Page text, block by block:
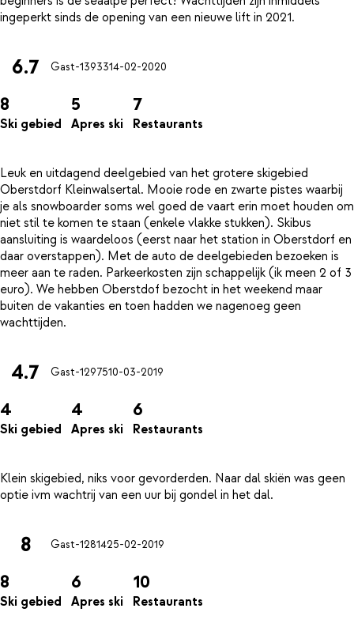
6.7 Gast-1393314-02-2020
8
Ski gebied
5
Apres ski
7
Restaurants
Leuk en uitdagend deelgebied van het grotere skigebied
Oberstdorf Kleinwalsertal. Mooie rode en zwarte pistes waarbij
je als snowboarder soms wel goed de vaart erin moet houden om
niet stil te komen te staan (enkele vlakke stukken). Skibus
aansluiting is waardeloos (eerst naar het station in Oberstdorf en
daar overstappen). Met de auto de deelgebieden bezoeken is
meer aan te raden. Parkeerkosten zijn schappelijk (ik meen 2 of 3
euro). We hebben Oberstdof bezocht in het weekend maar
buiten de vakanties en toen hadden we nagenoeg geen
4.7 Gast-1297510-03-2019
4
Ski gebied
4
Apres ski
6
Restaurants
Klein skigebied, niks voor gevorderden. Naar dal skiën was geen
8 Gast-1281425-02-2019
8
Ski gebied
6
Apres ski
10
Restaurants